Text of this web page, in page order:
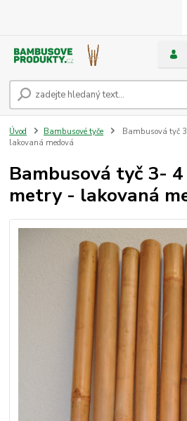
Úvod Bambusové tyče
Bambusová tyč
lakovaná medová
Bambusová tyč 3-
metry - lakovaná